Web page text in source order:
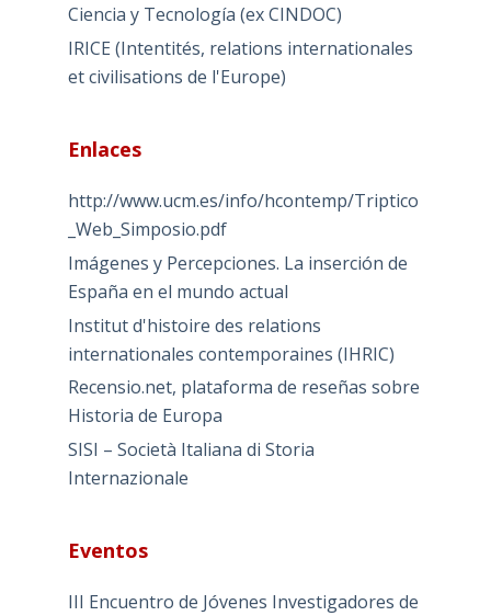
Ciencia y Tecnología (ex CINDOC)
IRICE (Intentités, relations internationales
et civilisations de l'Europe)
Enlaces
http://www.ucm.es/info/hcontemp/Triptico
_Web_Simposio.pdf
Imágenes y Percepciones. La inserción de
España en el mundo actual
Institut d'histoire des relations
internationales contemporaines (IHRIC)
Recensio.net, plataforma de reseñas sobre
Historia de Europa
SISI – Società Italiana di Storia
Internazionale
Eventos
III Encuentro de Jóvenes Investigadores de